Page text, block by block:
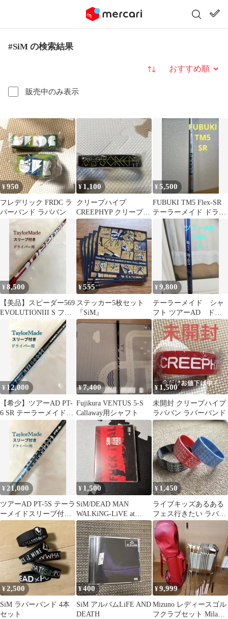
#SiM の検索結果
販売中のみ表示
並び替え
¥950
フレデリック FRDC ラ
バーバンド ラババン
¥ 1,100
クリープハイプ
CREEPHYP クリープ
ラバーバンド ラババン
¥5,500
FUBUKI TM5 Flex-SR
テーラーメイド ドライ
バー用
¥8,500
【美品】スピーダー569
EVOLUTIONIII S フジ
クラ テーラーメイド
¥555
ステッカー5枚セット
『SiM』
¥9,800
テーラーメイド シャ
フト ツアーAD ドラ
イバー用ツアーAD VR-
5 S
¥ 12,000
【希少】ツアーAD PT-
6 SR テーラーメイドス
リーブ付き ドライバ
ー用
¥7,400
Fujikura VENTUS 5-S
Callaway用シャフト
¥ 1,500
未開封 クリープハイプ
ラババン ラバーバンド
¥ 21,000
ツアーAD PT-5S テーラ
ーメイドスリーブ付
き ドライバー用 グ
リップ新品
¥ 1,500
SiM/DEAD MAN
WALKiNG-LiVE at
YOKOHAMA A…
¥1,450
ライブキッズあるある
フェス行きたい ラババ
ン 3個
¥2,500
SiM ラバーバンド 4本
セット
¥400
SiM アルバムLiFE AND
DEATH
¥9,999
Mizuno レディースゴル
フクラブセット Miladi